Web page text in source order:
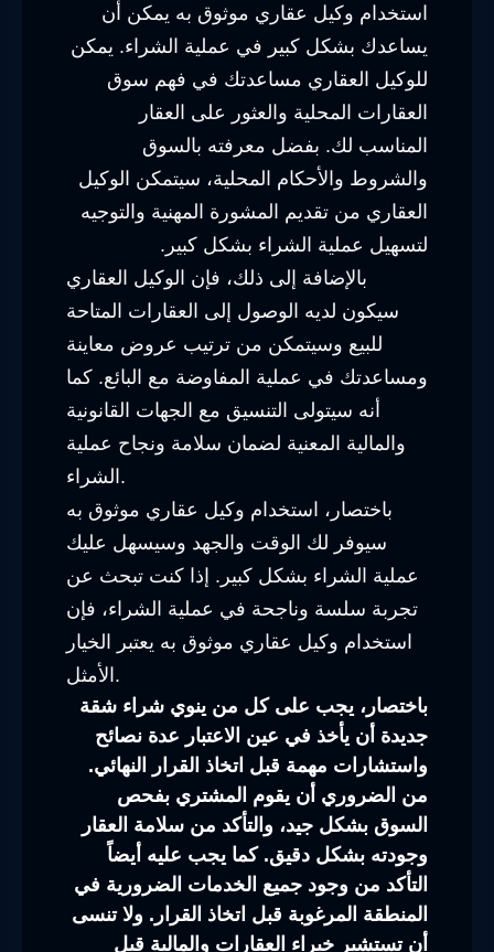
استخدام وكيل عقاري موثوق به يمكن أن
يساعدك بشكل كبير في عملية الشراء. يمكن
للوكيل العقاري مساعدتك في فهم سوق
العقارات المحلية والعثور على العقار
المناسب لك. بفضل معرفته بالسوق
والشروط والأحكام المحلية، سيتمكن الوكيل
العقاري من تقديم المشورة المهنية والتوجيه
لتسهيل عملية الشراء بشكل كبير.
بالإضافة إلى ذلك، فإن الوكيل العقاري
سيكون لديه الوصول إلى العقارات المتاحة
للبيع وسيتمكن من ترتيب عروض معاينة
ومساعدتك في عملية المفاوضة مع البائع. كما
أنه سيتولى التنسيق مع الجهات القانونية
والمالية المعنية لضمان سلامة ونجاح عملية
الشراء.
باختصار، استخدام وكيل عقاري موثوق به
سيوفر لك الوقت والجهد وسيسهل عليك
عملية الشراء بشكل كبير. إذا كنت تبحث عن
تجربة سلسة وناجحة في عملية الشراء، فإن
استخدام وكيل عقاري موثوق به يعتبر الخيار
الأمثل.
باختصار، يجب على كل من ينوي شراء شقة
جديدة أن يأخذ في عين الاعتبار عدة نصائح
واستشارات مهمة قبل اتخاذ القرار النهائي.
من الضروري أن يقوم المشتري بفحص
السوق بشكل جيد، والتأكد من سلامة العقار
وجودته بشكل دقيق. كما يجب عليه أيضاً
التأكد من وجود جميع الخدمات الضرورية في
المنطقة المرغوبة قبل اتخاذ القرار. ولا تنسى
أن تستشير خبراء العقارات والمالية قبل